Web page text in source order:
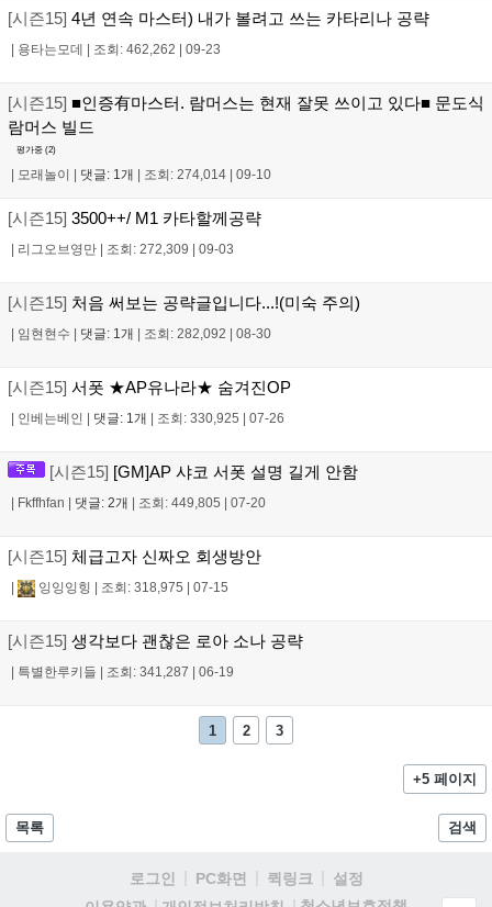
[시즌15] 4년 연속 마스터) 내가 볼려고 쓰는 카타리나 공략
| 용타는모데 | 조회: 462,262 | 09-23
[시즌15] ■인증有마스터. 람머스는 현재 잘못 쓰이고 있다■ 문도식
람머스 빌드
평가중 (2)
모래놀이 댓글: 1개 조회: 274,014 09-10
[시즌15] 3500++/ M1 카타할께공략
리그오브영만 조회: 272,309 09-03
[시즌15] 처음 써보는 공략글입니다...!(미숙 주의)
임현현수 댓글: 1개 조회: 282,092 08-30
[시즌15] 서폿 ★AP유나라★ 숨겨진OP
인베는베인 댓글: 1개 조회: 330,925 07-26
[시즌15] [GM]AP 샤코 서폿 설명 길게 안함
Fkffhfan 댓글: 2개 조회: 449,805 07-20
[시즌15] 체급고자 신짜오 회생방안
잉잉잉힝 조회: 318,975 07-15
[시즌15] 생각보다 괜찮은 로아 소나 공략
특별한루키들 조회: 341,287 06-19
1 2 3
+5 페이지
목록 검색
로그인 PC화면 퀵링크
설정